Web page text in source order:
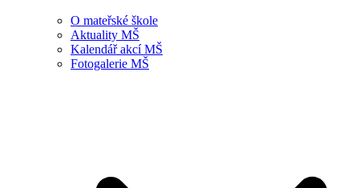
O mateřské škole
Aktuality MŠ
Kalendář akcí MŠ
Fotogalerie MŠ